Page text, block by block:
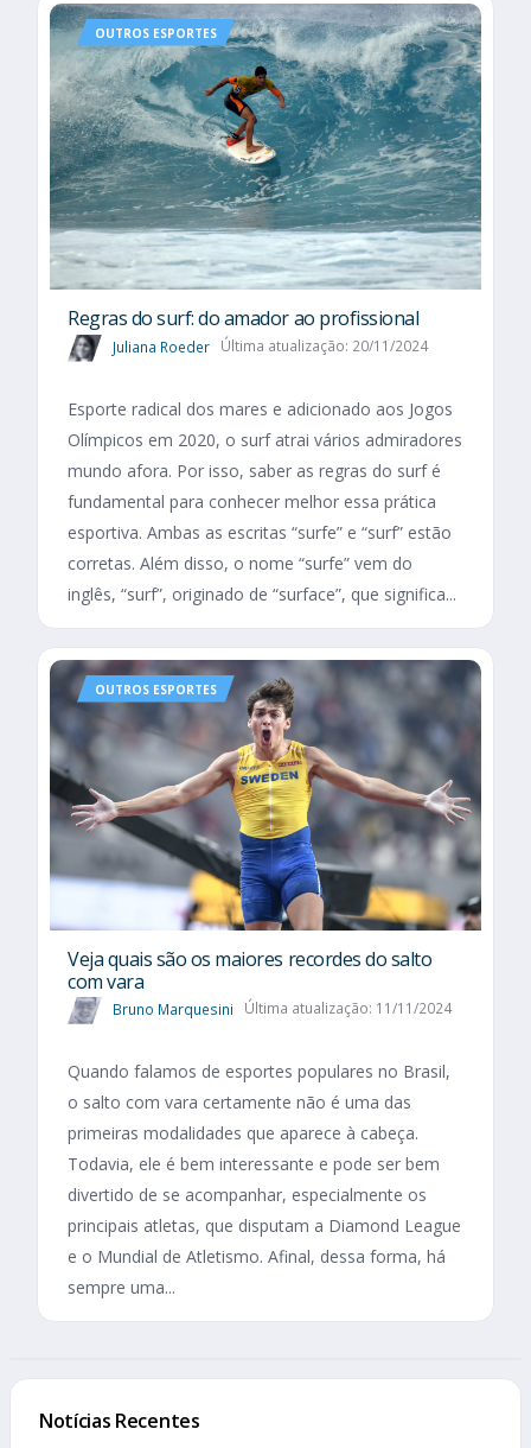
OUTROS ESPORTES
Regras do surf: do amador ao profissional
Juliana Roeder Última atualização: 20/11/2024
Esporte radical dos mares e adicionado aos Jogos
Olímpicos em 2020, o surf atrai vários admiradores
mundo afora. Por isso, saber as regras do surf é
fundamental para conhecer melhor essa prática
esportiva. Ambas as escritas “surfe” e “surf” estão
corretas. Além disso, o nome “surfe” vem do
inglês, “surf”, originado de “surface”, que significa...
OUTROS ESPORTES
Veja quais são os maiores recordes do salto
com vara
Bruno Marquesini Última atualização: 11/11/2024
Quando falamos de esportes populares no Brasil,
o salto com vara certamente não é uma das
primeiras modalidades que aparece à cabeça.
Todavia, ele é bem interessante e pode ser bem
divertido de se acompanhar, especialmente os
principais atletas, que disputam a Diamond League
e o Mundial de Atletismo. Afinal, dessa forma, há
sempre uma...
Notícias Recentes